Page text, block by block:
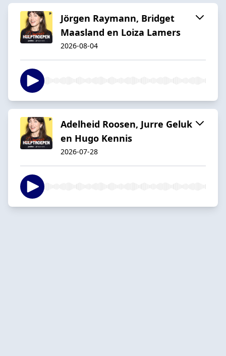
Jörgen Raymann, Bridget
Maasland en Loiza Lamers
2026-08-04
Adelheid Roosen, Jurre Geluk
en Hugo Kennis
2026-07-28